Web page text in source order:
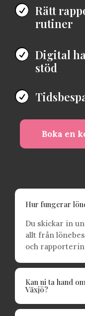
 Rätt
rutiner
 Digital
stöd

Boka en
Hur fungerar
Du skickar in
allt från
och
Kan ni ta hand
Växjö?